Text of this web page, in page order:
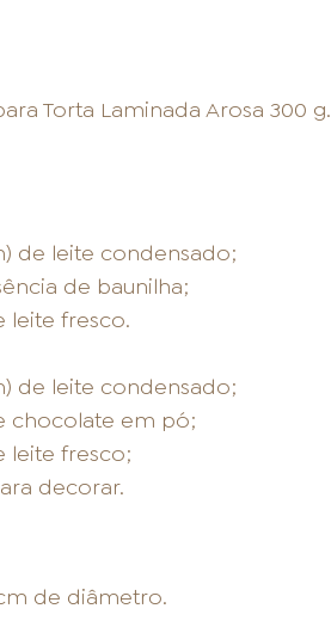
Torta Laminada Arosa 300 g.
de leite condensado;
de baunilha;
leite fresco.
de leite condensado;
chocolate em pó;
leite fresco;
decorar.
de diâmetro.